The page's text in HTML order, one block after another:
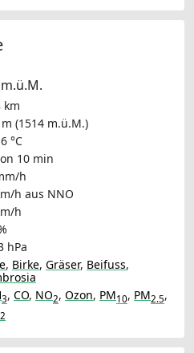
km
(1514 m.ü.M.)
°C
10 min
h
h aus NNO
h
hPa
, Birke, Gräser, Beifuss,
3, CO, NO2, Ozon, PM10, PM2.5,
2